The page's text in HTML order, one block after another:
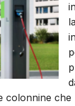
colonnine